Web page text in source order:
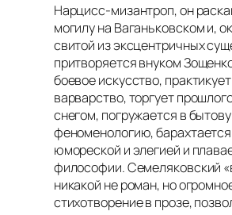
Нарцисс-мизантроп, он
могилу на Ваганьковском и,
свитой из эксцентричных
притворяется внуком
боевое искусство,
варварство, торгует
снегом, погружается в
феноменологию,
юмореской и элегией и
философии. Семеляковский
никакой не роман, но
стихотворение в прозе,